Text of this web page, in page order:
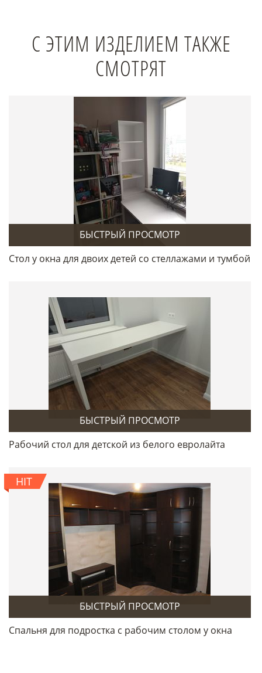
С ЭТИМ ИЗДЕЛИЕМ ТАКЖЕ
СМОТРЯТ
БЫСТРЫЙ ПРОСМОТР
Стол у окна для двоих детей со стеллажами и тумбой
БЫСТРЫЙ ПРОСМОТР
Рабочий стол для детской из белого евролайта
БЫСТРЫЙ ПРОСМОТР
Спальня для подростка с рабочим столом у окна
HIT